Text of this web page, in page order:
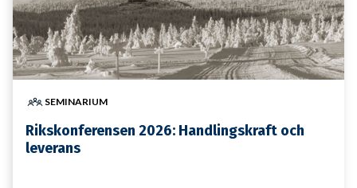
SEMINARIUM
Rikskonferensen 2026: Handlingskraft och
leverans